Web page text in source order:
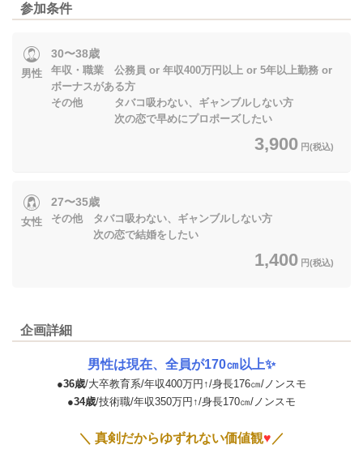
参加条件
男性
30〜38歳
年収・職業 公務員 or 年収400万円以上 or 5年以上勤務 or
ボーナスがある方
その他 タバコ吸わない、ギャンブルしない方
次の恋で早めにプロポーズしたい
3,900 円(税込)
女性
27〜35歳
その他 タバコ吸わない、ギャンブルしない方
次の恋で結婚をしたい
1,400 円(税込)
企画詳細
男性は現在、全員が170㎝以上✨
●36歳/大卒教育系/年収400万円↑/身長176㎝/ノンスモ
●34歳/技術職/年収350万円↑/身長170㎝/ノンスモ
＼ 真剣だからゆずれない価値観♥ ／